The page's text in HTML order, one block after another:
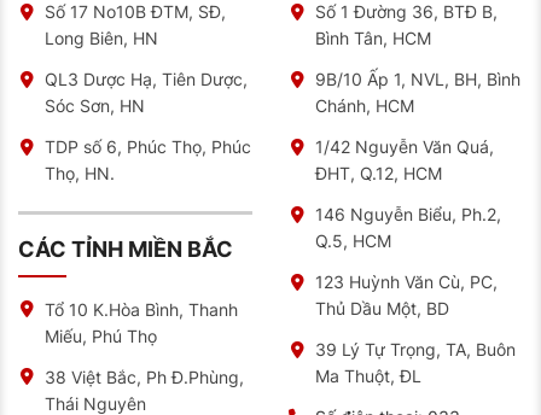
Số 17 No10B ĐTM, SĐ,
Long Biên, HN
QL3 Dược Hạ, Tiên Dược,
Sóc Sơn, HN
TDP số 6, Phúc Thọ, Phúc
Thọ, HN.
CÁC TỈNH MIỀN BẮC
Tổ 10 K.Hòa Bình, Thanh
Miếu, Phú Thọ
38 Việt Bắc, Ph Đ.Phùng,
Thái Nguyên
Số 1 Đường 36, BTĐ B,
Bình Tân, HCM
9B/10 Ấp 1, NVL, BH, Bình
Chánh, HCM
1/42 Nguyễn Văn Quá,
ĐHT, Q.12, HCM
146 Nguyễn Biểu, Ph.2,
Q.5, HCM
123 Huỳnh Văn Cù, PC,
Thủ Dầu Một, BD
39 Lý Tự Trọng, TA, Buôn
Ma Thuột, ĐL